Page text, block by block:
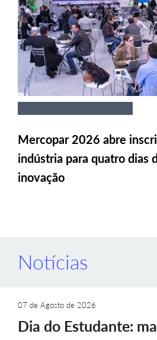
Mercopar 2026 abre
indústria para quatro dias
inovação
Notícias
07 de Agosto de 2026
Dia do Estudante: